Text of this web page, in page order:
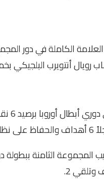
الكاملة في دور
رويال أنتويرب البلجيكي
المجموعة الثامنة